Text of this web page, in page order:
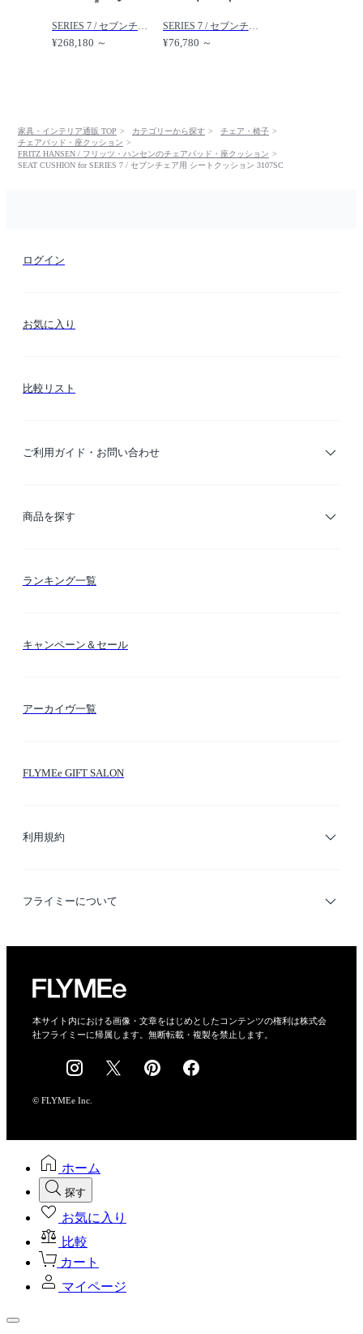
¥268,180 ～ ¥76,780 ～
家具・インテリア通販 TOP カテゴリーから探す
チェア・椅子
チェアパッド・座クッション
FRITZ HANSEN / フリッツ・ハンセンのチェアパッド・座クッション
SEAT CUSHION for SERIES 7 / セブンチェア用 シートクッション 3107SC
ログイン
お気に入り
比較リスト
ご利用ガイド・お問い合わせ
ご利用ガイド
商品を探す
カテゴリー検索
ランキング一覧
キャンペーン＆セール
アーカイヴ一覧
FLYMEe GIFT SALON
利用規約
利用規約
フライミーについて
会社概要
採用情報
本サイト内における画像・文章をはじめとしたコンテンツの権利は株式会
社フライミーに帰属します。無断転載・複製を禁止します。
© FLYMEe Inc.
ホーム
探す
お気に入り
比較
カート
マイページ